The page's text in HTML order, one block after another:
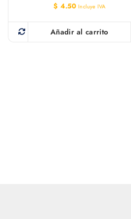
$ 4.50 Incluye IVA
Añadir al carrito